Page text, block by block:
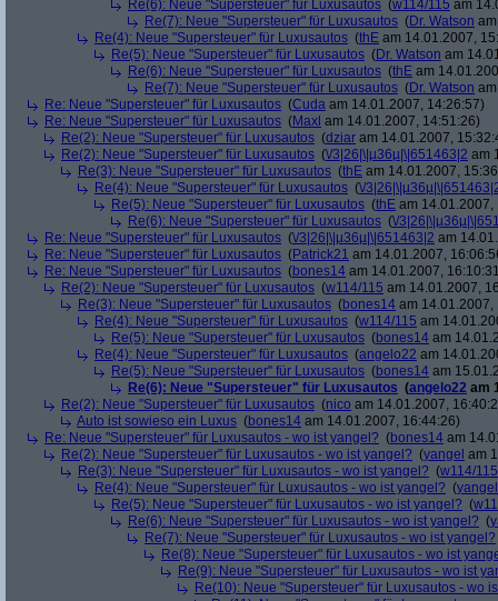
Re(6): Neue "Supersteuer" für Luxusautos (w114/115 am
Re(7): Neue "Supersteuer" für Luxusautos (Dr. Watson
Re(4): Neue "Supersteuer" für Luxusautos (thE am 14.01.2007,
Re(5): Neue "Supersteuer" für Luxusautos (Dr. Watson am
Re(6): Neue "Supersteuer" für Luxusautos (thE am
Re(7): Neue "Supersteuer" für Luxusautos (Dr. Watson
Re: Neue "Supersteuer" für Luxusautos (Cuda am 14.01.2007, 14:26:57)
Re: Neue "Supersteuer" für Luxusautos (Maxl am 14.01.2007, 14:51:26)
Re(2): Neue "Supersteuer" für Luxusautos (dziar am 14.01.2007,
Re(2): Neue "Supersteuer" für Luxusautos (\/3|26|\|µ36µ|\|651463|2 am
Re(3): Neue "Supersteuer" für Luxusautos (thE am 14.01.2007,
Re(4): Neue "Supersteuer" für Luxusautos (\/
Re(5): Neue "Supersteuer" für Luxusautos (thE am 14.01.2007,
Re(6): Neue "Supersteuer" für Luxusautos (\/
Re: Neue "Supersteuer" für Luxusautos (\/3|26|\|µ36µ|\|651463|2 am
Re: Neue "Supersteuer" für Luxusautos (Patrick21 am 14.01.2007,
Re: Neue "Supersteuer" für Luxusautos (bones14 am 14.01.2007,
Re(2): Neue "Supersteuer" für Luxusautos (w114/115 am 14.01.2007,
Re(3): Neue "Supersteuer" für Luxusautos (bones14 am 14.01.2007,
Re(4): Neue "Supersteuer" für Luxusautos (w114/115 am
Re(5): Neue "Supersteuer" für Luxusautos (bones14 am
Re(4): Neue "Supersteuer" für Luxusautos (angelo22 am
Re(5): Neue "Supersteuer" für Luxusautos (bones14 am
Re(6): Neue "Supersteuer" für Luxusautos (angelo22 am
Re(2): Neue "Supersteuer" für Luxusautos (nico am 14.01.2007,
Auto ist sowieso ein Luxus (bones14 am 14.01.2007, 16:44:26)
Re: Neue "Supersteuer" für Luxusautos - wo ist yangel? (bones14 am
Re(2): Neue "Supersteuer" für Luxusautos - wo ist yangel? (yangel am
Re(3): Neue "Supersteuer" für Luxusautos - wo ist yangel? (w114/115
Re(4): Neue "Supersteuer" für Luxusautos - wo ist yangel? (yangel
Re(5): Neue "Supersteuer" für Luxusautos - wo ist yangel? (
Re(6): Neue "Supersteuer" für Luxusautos - wo ist yangel? (
Re(7): Neue "Supersteuer" für Luxusautos - wo ist yangel?
Re(8): Neue "Supersteuer" für Luxusautos - wo ist
Re(9): Neue "Supersteuer" für Luxusautos - wo ist
Re(10): Neue "Supersteuer" für Luxusautos - wo